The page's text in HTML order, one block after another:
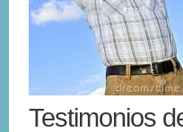
Testimonios